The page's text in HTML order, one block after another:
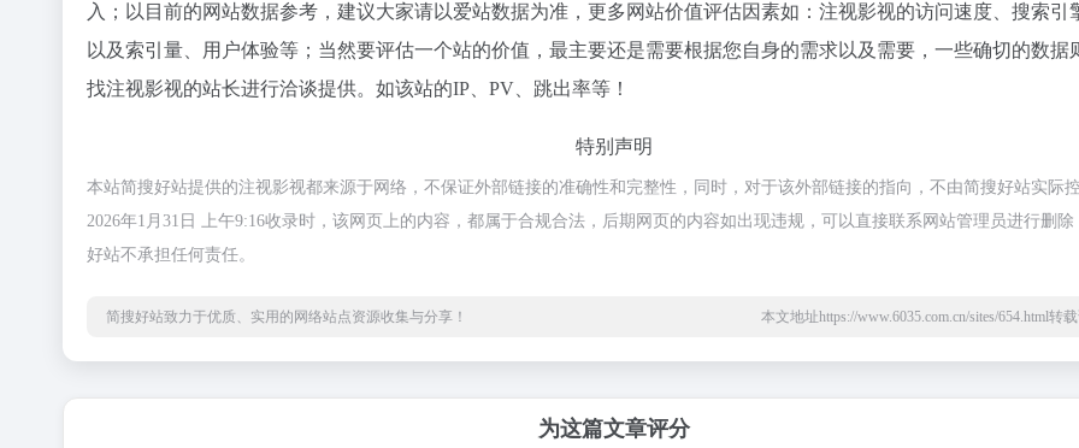
入；以目前的网站数据参考，建议大家请以爱站数据为准，更多网站价值评估因素如：注视影视的访问速度、搜索引
以及索引量、用户体验等；当然要评估一个站的价值，最主要还是需要根据您自身的需求以及需要，一些确切的数据
找注视影视的站长进行洽谈提供。如该站的IP、PV、跳出率等！
特别声明
本站简搜好站提供的注视影视都来源于网络，不保证外部链接的准确性和完整性，同时，对于该外部链接的指向，不由简搜好站实际
2026年1月31日 上午9:16收录时，该网页上的内容，都属于合规合法，后期网页的内容如出现违规，可以直接联系网站管理员进行删除
好站不承担任何责任。
简搜好站致力于优质、实用的网络站点资源收集与分享！ 本文地址https://www.6035.com.cn/sites/654.html转
为这篇文章评分